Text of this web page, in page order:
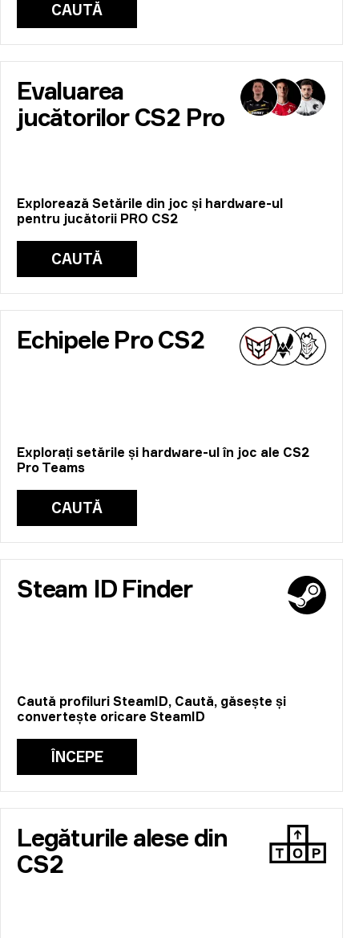
CAUTĂ
Evaluarea
jucătorilor CS2 Pro
Explorează Setările din joc și hardware-ul
pentru jucătorii PRO CS2
CAUTĂ
Echipele Pro CS2
Explorați setările și hardware-ul în joc ale CS2
Pro Teams
CAUTĂ
Steam ID Finder
Caută profiluri SteamID, Caută, găsește și
convertește oricare SteamID
ÎNCEPE
Legăturile alese din
CS2